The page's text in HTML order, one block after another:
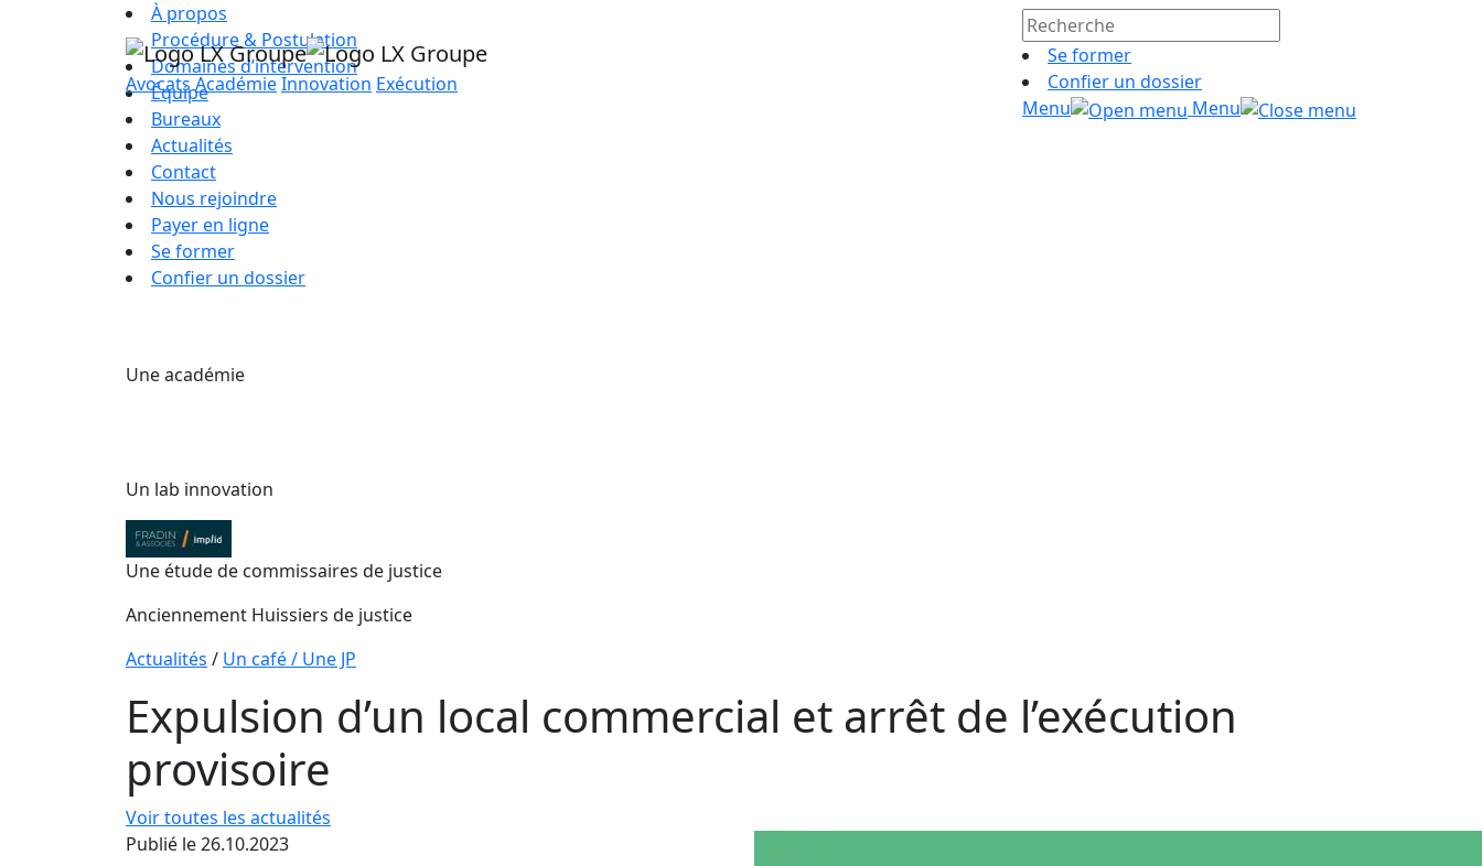
AvocatsAcadémieInnovation Exécution
Se former
Confier un dossier
Menu
Menu
À propos
Procédure & Postulation
Domaines d’intervention
Équipe
Bureaux
Actualités
Contact
Nous rejoindre
Payer en ligne
Se former
Confier un dossier
Une académie
Un lab innovation
Une étude de commissaires de justice
Anciennement Huissiers de justice
Actualités / Un café / Une JP
Expulsion d’un local commercial et arrêt de l’exécution
provisoire
Voir toutes les actualités
Publié le 26.10.2023